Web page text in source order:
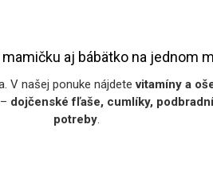
aj bábätko na jednom
V našej ponuke nájdetevitamíny a
dojčenské fľaše, cumlíky,
potreby.